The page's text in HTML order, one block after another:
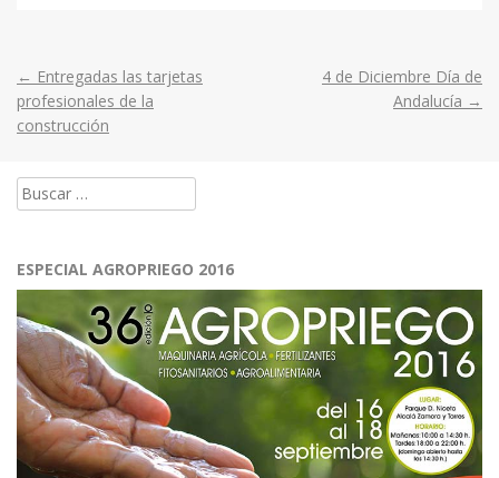
Post
navigation
← Entregadas las tarjetas
profesionales de la
construcción
4 de Diciembre Día de
Andalucía →
Buscar:
ESPECIAL AGROPRIEGO 2016